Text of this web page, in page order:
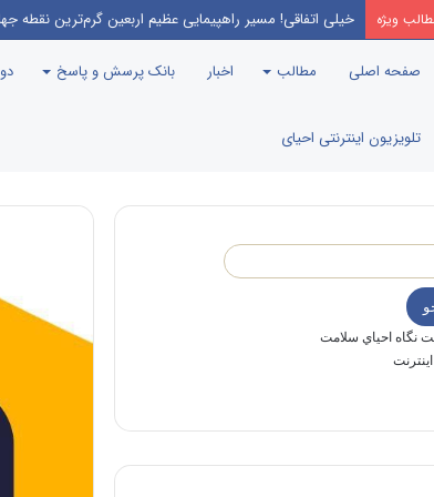
ویژه خیلی اتفاقی! مسیر راهپیمایی عظیم اربعین گرم‌ترین نقطه
صفحه اصلی مطالب اخبار بانک پرسش و پاسخ
تلویزیون اینترنتی احیای
نگاه احياي سلامت